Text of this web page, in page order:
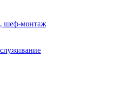
шеф-монтаж